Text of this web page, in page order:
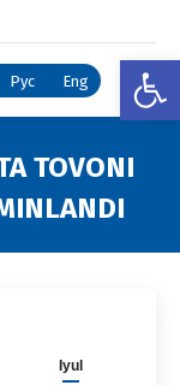
Рус Eng
TOVONI
Iyul